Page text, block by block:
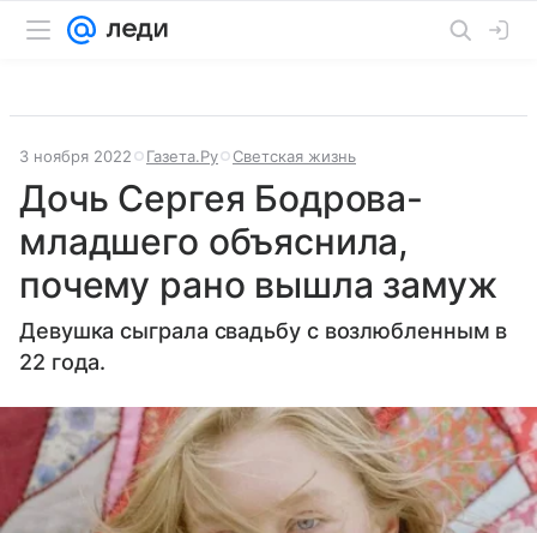
3 ноября 2022 Газета.Ру Светская жизнь
Дочь Сергея Бодрова-
младшего объяснила,
почему рано вышла замуж
Девушка сыграла свадьбу с возлюбленным в
22 года.